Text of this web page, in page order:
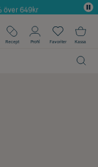
över 649kr
Recept Profil Favoriter Kassa